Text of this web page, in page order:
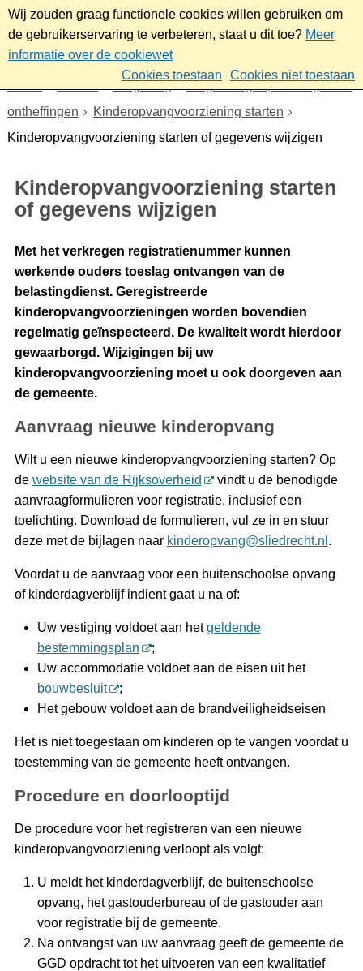
Wij zouden graag functionele cookies willen gebruiken om
de gebruikerservaring te verbeteren, staat u dit toe? Meer
informatie over de cookiewet
Cookies toestaan
Cookies niet toestaan
Omgeving
Vergunningen, meldingen en
ontheffingen
Kinderopvangvoorziening starten
Kinderopvangvoorziening starten of gegevens wijzigen
Kinderopvangvoorziening starten
of gegevens wijzigen
Met het verkregen registratienummer kunnen
werkende ouders toeslag ontvangen van de
belastingdienst. Geregistreerde
kinderopvangvoorzieningen worden bovendien
regelmatig geïnspecteerd. De kwaliteit wordt hierdoor
gewaarborgd. Wijzigingen bij uw
kinderopvangvoorziening moet u ook doorgeven aan
de gemeente.
Aanvraag nieuwe kinderopvang
Wilt u een nieuwe kinderopvangvoorziening starten? Op
de website van de Rijksoverheid
vindt u de benodigde
aanvraagformulieren voor registratie, inclusief een
toelichting. Download de formulieren, vul ze in en stuur
deze met de bijlagen naar kinderopvang@sliedrecht.nl .
Voordat u de aanvraag voor een buitenschoolse opvang
of kinderdagverblijf indient gaat u na of:
Uw vestiging voldoet aan hetgeldende
bestemmingsplan
;
Uw accommodatie voldoet aan de eisen uit het
bouwbesluit
;
Het gebouw voldoet aan de brandveiligheidseisen
Het is niet toegestaan om kinderen op te vangen voordat u
toestemming van de gemeente heeft ontvangen.
Procedure en doorlooptijd
De procedure voor het registreren van een nieuwe
kinderopvangvoorziening verloopt als volgt:
U meldt het kinderdagverblijf, de buitenschoolse
opvang, het gastouderbureau of de gastouder aan
voor registratie bij de gemeente.
Na ontvangst van uw aanvraag geeft de gemeente de
GGD opdracht tot het uitvoeren van een kwalitatief